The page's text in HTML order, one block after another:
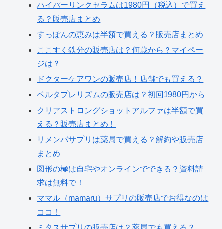
ハイパーリンクセラムは1980円（税込）で買え
る？販売店まとめ
すっぽんの恵みは半額で買える？販売店まとめ
ここすく鉄分の販売店は？何歳から？マイペー
ジは？
ドクターケアワンの販売店！店舗でも買える？
ベルタプレリズムの販売店は？初回1980円から
クリアストロングショットアルファは半額で買
える？販売店まとめ！
リメンバサプリは薬局で買える？解約や販売店
まとめ
図形の極は自宅やオンラインでできる？資料請
求は無料で！
ママル（mamaru）サプリの販売店でお得なのは
ココ！